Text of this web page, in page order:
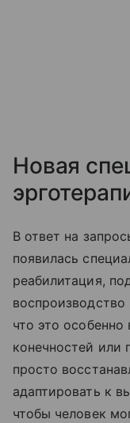
Новая
В ответ на
появилась
реабилитация,
что это
конечностей или
просто
адаптировать к
чтобы человек